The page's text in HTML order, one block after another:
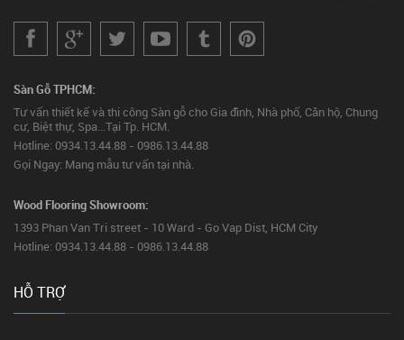
Sàn Gỗ TPHCM:
Tư vấn thiết kế và thi công Sàn gỗ cho Gia đình, Nhà phố, Căn hộ, Chung
cư, Biệt thự, Spa...Tại Tp. HCM.
Hotline: 0934.13.44.88 - 0986.13.44.88
Gọi Ngay: Mang mẫu tư vấn tại nhà.
Wood Flooring Showroom:
1393 Phan Van Tri street - 10 Ward - Go Vap Dist, HCM City
Hotline: 0934.13.44.88 - 0986.13.44.88
HỖ TRỢ